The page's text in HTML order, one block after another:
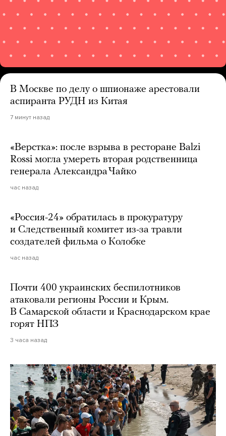
В Москве по делу о шпионаже арестовали
аспиранта РУДН из Китая
7 минут назад
«Верстка»: после взрыва в ресторане Balzi
Rossi могла умереть вторая родственница
генерала Александра Чайко
час назад
«Россия-24» обратилась в прокуратуру
и Следственный комитет из-за травли
создателей фильма о Колобке
час назад
Почти 400 украинских беспилотников
атаковали регионы России и Крым.
В Самарской области и Краснодарском крае
горят НПЗ
3 часа назад